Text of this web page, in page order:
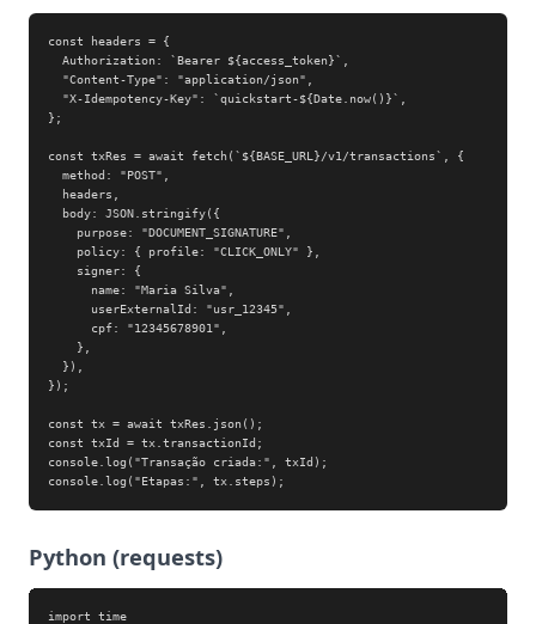
const headers = {
  Authorization: `Bearer ${access_token}`,
  "Content-Type": "application/json",
  "X-Idempotency-Key": `quickstart-${Date.now()}`,
};
const txRes = await fetch(`${BASE_URL}/v1/transactions`, {
  method: "POST",
  headers,
  body: JSON.stringify({
    purpose: "DOCUMENT_SIGNATURE",
    policy: { profile: "CLICK_ONLY" },
    signer: {
      name: "Maria Silva",
      userExternalId: "usr_12345",
      cpf: "12345678901",
    },
  }),
});
const tx = await txRes.json();
const txId = tx.transactionId;
console.log("Transação criada:", txId);
console.log("Etapas:", tx.steps);
Python (requests)
import time